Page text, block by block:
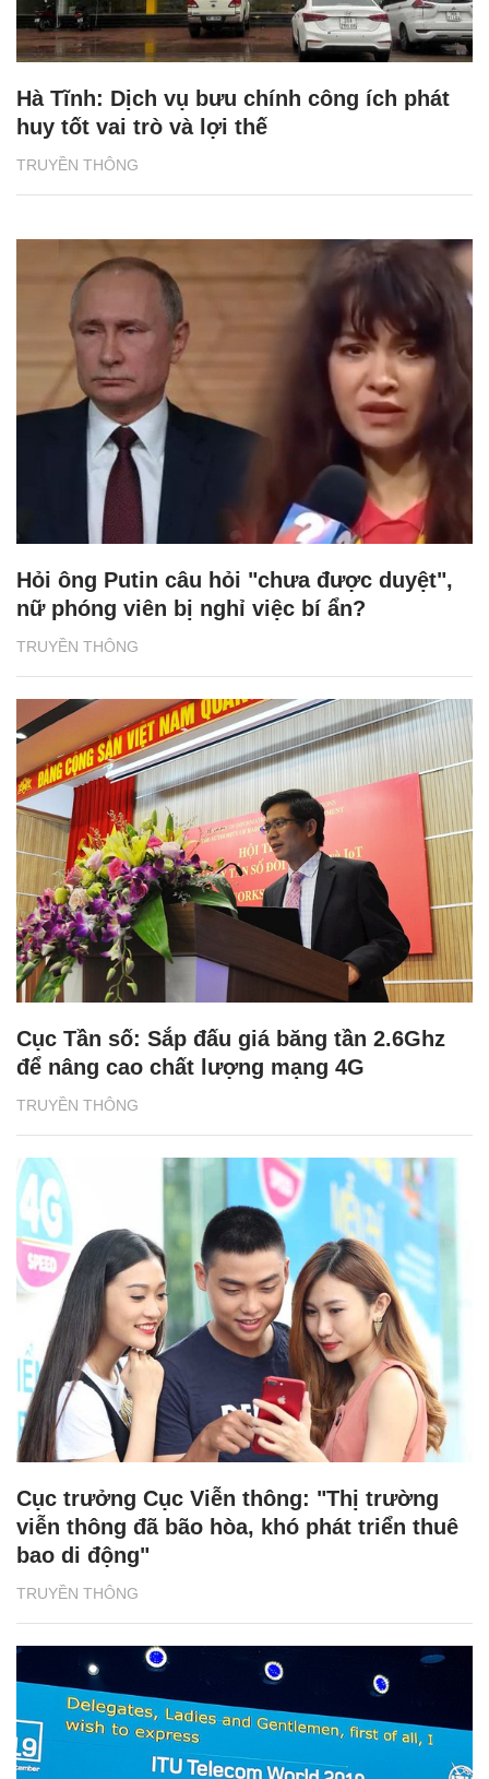
TRUYỀN THÔNG
Hà Tĩnh: Dịch vụ bưu chính công ích phát
huy tốt vai trò và lợi thế
TRUYỀN THÔNG
Hỏi ông Putin câu hỏi "chưa được duyệt",
nữ phóng viên bị nghỉ việc bí ẩn?
TRUYỀN THÔNG
Cục Tần số: Sắp đấu giá băng tần 2.6Ghz
để nâng cao chất lượng mạng 4G
TRUYỀN THÔNG
Cục trưởng Cục Viễn thông: "Thị trường
viễn thông đã bão hòa, khó phát triển thuê
bao di động"